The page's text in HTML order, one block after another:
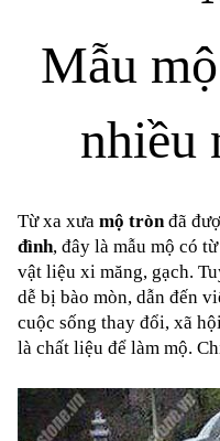
Mẫu
nhiều
Từ xa xưa mộ tròn đã
đình, đây là mẫu mộ có
vật liệu xi măng, gạch.
dễ bị bào mòn, dẫn đến
cuộc sống thay đổi, xã
là chất liệu để làm mộ.